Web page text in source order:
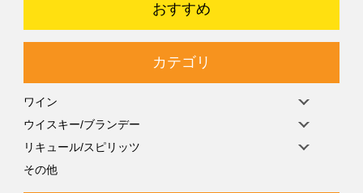
おすすめ
カテゴリ
ワイン
ウイスキー/ブランデー
リキュール/スピリッツ
その他